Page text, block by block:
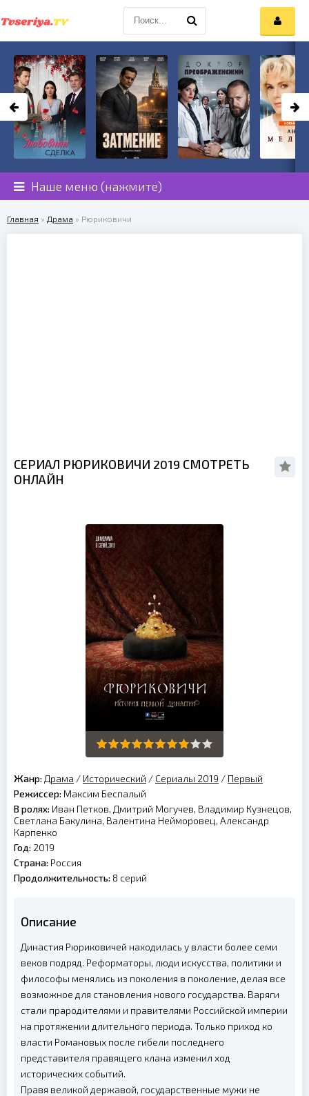
Наше меню (нажмите)
Главная » Драма » Рюриковичи
СЕРИАЛ РЮРИКОВИЧИ 2019 СМОТРЕТЬ
ОНЛАЙН
Жанр: Драма / Исторический / Сериалы 2019 / Первый
Режиссер: Максим Беспалый
В ролях: Иван Петков, Дмитрий Могучев, Владимир Кузнецов,
Светлана Бакулина, Валентина Нейморовец, Александр
Карпенко
Год: 2019
Страна: Россия
Продолжительность: 8 серий
Описание
Династия Рюриковичей находилась у власти более семи
веков подряд. Реформаторы, люди искусства, политики и
философы менялись из поколения в поколение, делая все
возможное для становления нового государства. Варяги
стали прародителями и правителями Российской империи
на протяжении длительного периода. Только приход ко
власти Романовых после гибели последнего
представителя правящего клана изменил ход
исторических событий.
Правя великой державой, государственные мужи не